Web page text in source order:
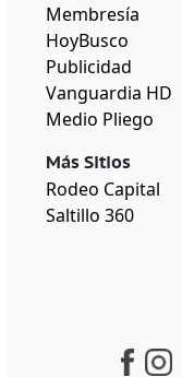
Membresía
HoyBusco
Publicidad
Vanguardia HD
Medio Pliego
Más Sitios
Rodeo Capital
Saltillo 360